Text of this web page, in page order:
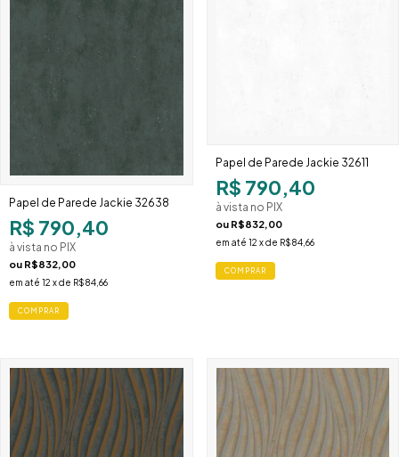
Papel de Parede Jackie 32638
R$ 790,40
à vista no PIX
ou R$832,00
em até 12 x de R$84,66
Papel de Parede Jackie 32611
R$ 790,40
à vista no PIX
ou R$832,00
em até 12 x de R$84,66